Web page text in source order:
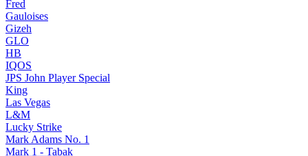
Fred
Gauloises
Gizeh
GLO
HB
IQOS
JPS John Player Special
King
Las Vegas
L&M
Lucky Strike
Mark Adams No. 1
Mark 1 - Tabak